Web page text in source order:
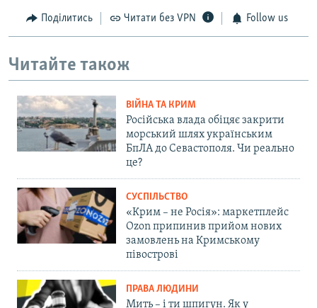
Поділитись Читати без VPN Follow us
Читайте також
ВІЙНА ТА КРИМ
Російська влада обіцяє закрити
морський шлях українським
БпЛА до Севастополя. Чи реально
це?
СУСПІЛЬСТВО
«Крим – не Росія»: маркетплейс
Ozon припинив прийом нових
замовлень на Кримському
півострові
ПРАВА ЛЮДИНИ
Мить – і ти шпигун. Як у